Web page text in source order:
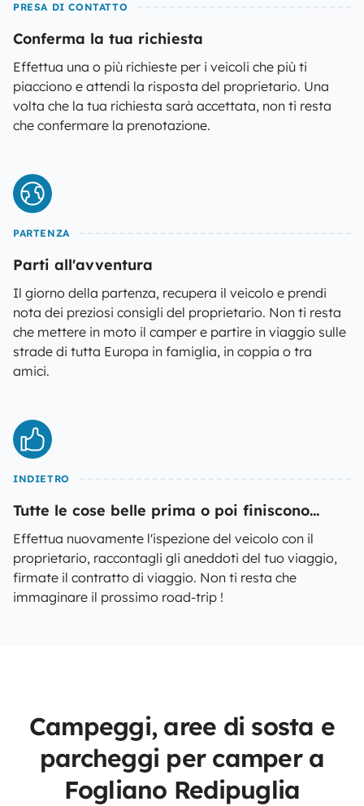
PRESA DI CONTATTO
Conferma la tua richiesta
Effettua una o più richieste per i veicoli che più ti
piacciono e attendi la risposta del proprietario. Una
volta che la tua richiesta sarà accettata, non ti resta
che confermare la prenotazione.
PARTENZA
Parti all'avventura
Il giorno della partenza, recupera il veicolo e prendi
nota dei preziosi consigli del proprietario. Non ti resta
che mettere in moto il camper e partire in viaggio sulle
strade di tutta Europa in famiglia, in coppia o tra
amici.
INDIETRO
Tutte le cose belle prima o poi finiscono...
Effettua nuovamente l'ispezione del veicolo con il
proprietario, raccontagli gli aneddoti del tuo viaggio,
firmate il contratto di viaggio. Non ti resta che
immaginare il prossimo road-trip !
Campeggi, aree di sosta e
parcheggi per camper a
Fogliano Redipuglia